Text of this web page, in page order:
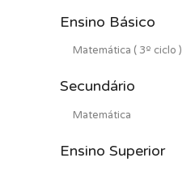
Ensino Básico
Matemática ( 3º ciclo )
Secundário
Matemática
Ensino Superior